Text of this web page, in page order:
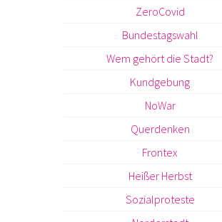
ZeroCovid
Bundestagswahl
Wem gehört die Stadt?
Kundgebung
NoWar
Querdenken
Frontex
Heißer Herbst
Sozialproteste